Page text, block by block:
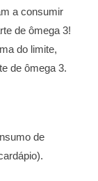
a consumir
de ômega 3!
do limite,
de ômega 3.
de